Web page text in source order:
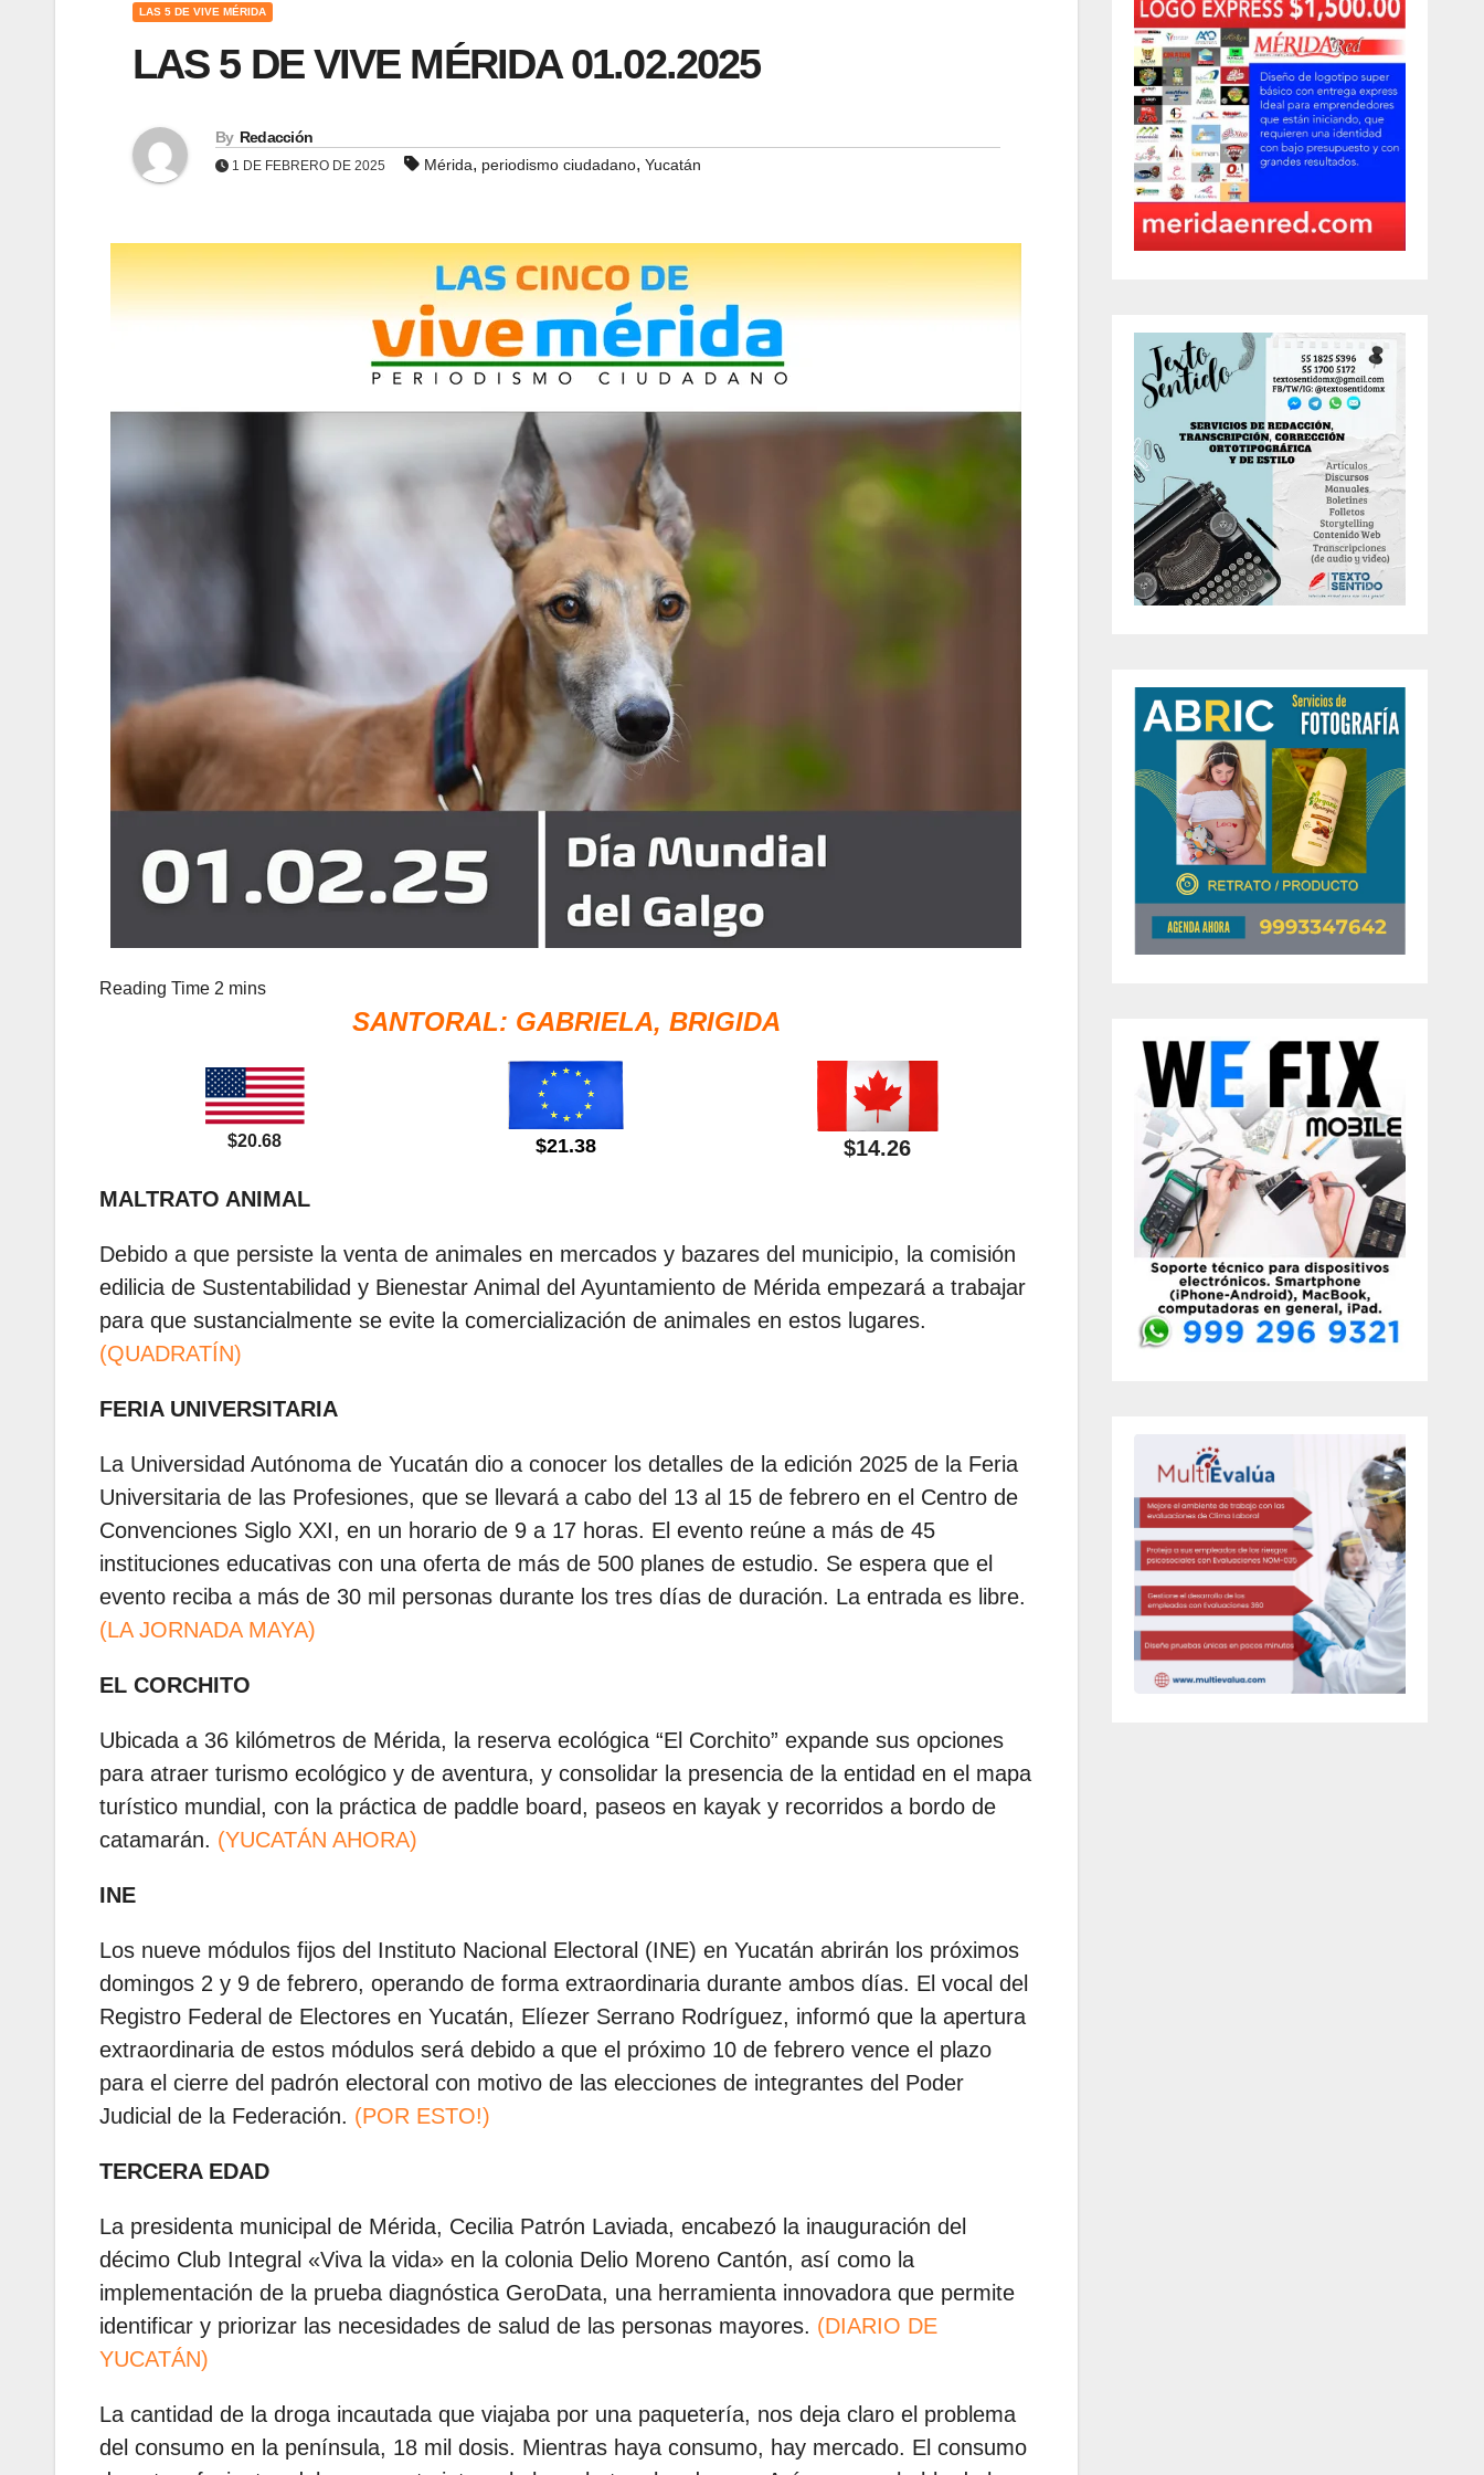
LAS 5 DE VIVE MÉRIDA
LAS 5 DE VIVE MÉRIDA 01.02.2025
By Redacción
1 DE FEBRERO DE 2025 Mérida, periodismo ciudadano, Yucatán
SANTORAL: GABRIELA, BRIGIDA
$20.68 $21.38 $14.26
MALTRATO ANIMAL
Debido a que persiste la venta de animales en mercados y bazares del municipio, la comisión
edilicia de Sustentabilidad y Bienestar Animal del Ayuntamiento de Mérida empezará a trabajar
para que sustancialmente se evite la comercialización de animales en estos lugares.
(QUADRATÍN)
FERIA UNIVERSITARIA
La Universidad Autónoma de Yucatán dio a conocer los detalles de la edición 2025 de la Feria
Universitaria de las Profesiones, que se llevará a cabo del 13 al 15 de febrero en el Centro de
Convenciones Siglo XXI, en un horario de 9 a 17 horas. El evento reúne a más de 45
instituciones educativas con una oferta de más de 500 planes de estudio. Se espera que el
evento reciba a más de 30 mil personas durante los tres días de duración. La entrada es libre.
(LA JORNADA MAYA)
EL CORCHITO
Ubicada a 36 kilómetros de Mérida, la reserva ecológica “El Corchito” expande sus opciones
para atraer turismo ecológico y de aventura, y consolidar la presencia de la entidad en el mapa
turístico mundial, con la práctica de paddle board, paseos en kayak y recorridos a bordo de
catamarán. (YUCATÁN AHORA)
INE
Los nueve módulos fijos del Instituto Nacional Electoral (INE) en Yucatán abrirán los próximos
domingos 2 y 9 de febrero, operando de forma extraordinaria durante ambos días. El vocal del
Registro Federal de Electores en Yucatán, Elíezer Serrano Rodríguez, informó que la apertura
extraordinaria de estos módulos será debido a que el próximo 10 de febrero vence el plazo
para el cierre del padrón electoral con motivo de las elecciones de integrantes del Poder
Judicial de la Federación. (POR ESTO!)
TERCERA EDAD
La presidenta municipal de Mérida, Cecilia Patrón Laviada, encabezó la inauguración del
décimo Club Integral «Viva la vida» en la colonia Delio Moreno Cantón, así como la
implementación de la prueba diagnóstica GeroData, una herramienta innovadora que permite
identificar y priorizar las necesidades de salud de las personas mayores. (DIARIO DE
YUCATÁN)
La cantidad de la droga incautada que viajaba por una paquetería, nos deja claro el problema
del consumo en la península, 18 mil dosis. Mientras haya consumo, hay mercado. El consumo